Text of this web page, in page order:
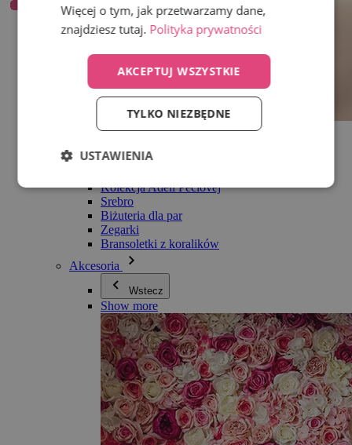
Wszystko w kategorii Biżuteria
Bransoletki
Kolekcja Adéli Pečlovej
Srebro
Biżuteria dla par
Zegarki
Bransoletki z koralików
Akcesoria
Wstecz
Show more
Więcej o tym, jak przetwarzamy dane,
znajdziesz tutaj. Polityka prywatności
AKCEPTUJ WSZYSTKIE
TYLKO NIEZBĘDNE
USTAWIENIA